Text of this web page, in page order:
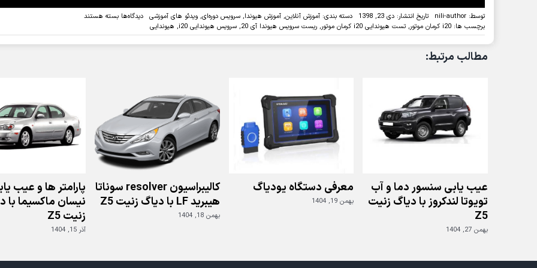
توسط: nili-author تاریخ انتشار: دی 23, 1398 دسته بندی: آموزش آنلاین, آموزش هیوندا, سرویس دوره‌ای, ویدئو های آموزشی دیدگاه‌ها برای
سرویس
دوره
دیاگ
اسکن
بسته هستند
برچسب ها: i20 کرمان موتور , تست هیوندایی i20 کرمان موتور , ریست سرویس هیوندا آی 20 , سرویس هیوندایی i20 , هیوندایی
مطالب مرتبط:
عیب یابی سنسور دما و آب
تویوتا لندکروز با دیاگ زنیت
Z5
بهمن 27, 1404
معرفی دستگاه یودیاگ
بهمن 19, 1404
کالیبراسیون resolver سوناتا
هیبرید LF با دیاگ زنیت Z5
بهمن 18, 1404
پارامتر ها و عیب
نیسان ماکسیما با
زنیت Z5
آذر 15, 1404